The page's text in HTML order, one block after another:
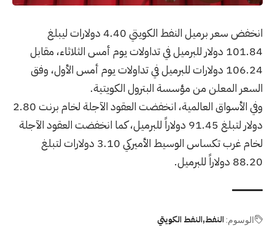
انخفض سعر برميل النفط الكويتي 4.40 دولارات ليبلغ
101.84 دولار للبرميل في تداولات يوم أمس الثلاثاء، مقابل
106.24 دولارات للبرميل في تداولات يوم أمس الأول، وفق
السعر المعلن من مؤسسة البترول الكويتية.
وفي الأسواق العالمية، انخفضت العقود الآجلة لخام برنت 2.80
دولار لتبلغ 91.45 دولاراً للبرميل، كما انخفضت العقود الآجلة
لخام غرب تكساس الوسيط الأميركي 3.10 دولارات لتبلغ
88.20 دولاراً للبرميل.
الوسوم: النفط النفط الكويتي